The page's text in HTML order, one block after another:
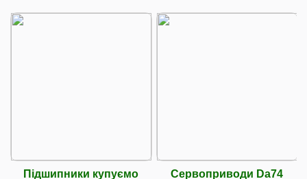
Підшипники купуємо
Сервоприводи Da74